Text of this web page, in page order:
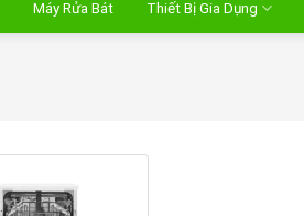
Máy Rửa Bát Thiết Bị Gia Dụng